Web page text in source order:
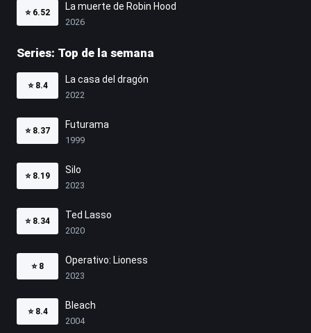
⭐ 6.52
La muerte de Robin Hood
2026
Series: Top de la semana
⭐ 8.4
La casa del dragón
2022
⭐ 8.37
Futurama
1999
⭐ 8.19
Silo
2023
⭐ 8.34
Ted Lasso
2020
⭐ 8
Operativo: Lioness
2023
⭐ 8.4
Bleach
2004